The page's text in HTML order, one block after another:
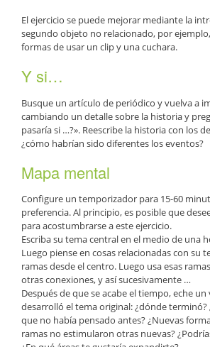
El ejercicio se puede mejorar mediante la
segundo objeto no relacionado, por
formas de usar un clip y una cuchara.
Y si…
Busque un artículo de periódico y vuelva a
cambiando un detalle sobre la historia y
pasaría si …?». Reescribe la historia con los
¿cómo habrían sido diferentes los eventos?
Mapa mental
Configure un temporizador para 15-60
preferencia. Al principio, es posible que
para acostumbrarse a este ejercicio.
Escriba su tema central en el medio de una
Luego piense en cosas relacionadas con su
ramas desde el centro. Luego usa esas
otras conexiones, y así sucesivamente …
Después de que se acabe el tiempo, eche
desarrolló el tema original: ¿dónde terminó?
que no había pensado antes? ¿Nuevas
ramas no estimularon otras nuevas?